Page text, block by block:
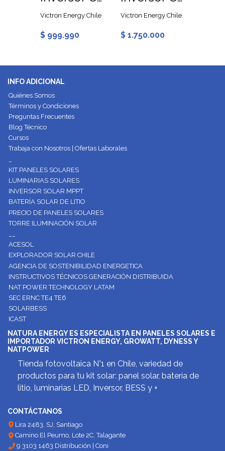
Victron Energy Chile
$ 999.990
Victron Energy Chile
$ 1.750.000
INFO ADICIONAL
Quiénes Somos
Términos y Condiciones
Preguntas Frecuentes
Blog Técnico
Cursos
Trabaja con Nosotros | Ofertas Laborales
KIT PANELES SOLARES
LUMINARIAS SOLARES
INVERSOR SOLAR MPPT
BATERÍA SOLAR DE LITIO
PRECIO DE PANELES SOLARES
TORRE ILUMINACIÓN SOLAR
ACESOL
EXPLORADOR SOLAR CHILE
AGENCIA DE SOSTENIBILIDAD ENERGETICA
INSTRUCTIVOS TÉCNICOS GENERACIÓN DISTRIBUIDA
NAT POWER TECHNOLOGY LATAM
SEC ERNC TE4 TE6
SOLARBESS
ICAST
NATURA ENERGY ES ESPECIALISTA EN PANELES SOLARES E
IMPORTADOR VICTRON ENERGY, GROWATT, DYNESS Y
NATPOWER
Tienda fotovoltaica N°1 en Chile, variedad de
productos para tu kit solar: panel solar, batería de
litio, luminarias LED, Inversor, BESS y +
CONTÁCTANOS
Lira 2483, SJ, Santiago
Camino El Peumo, Lote 2C, Talagante
9 3103 1463 Distribución | Coni